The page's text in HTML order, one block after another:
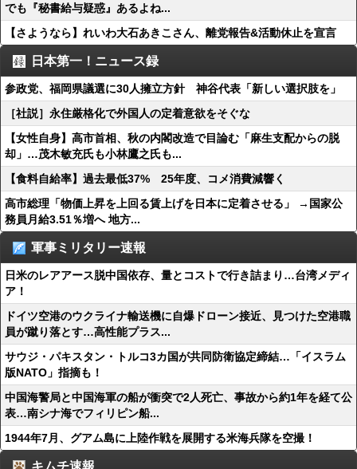
でも『秘書給与疑惑』あるよね...
【さようなら】れいわ大石あきこさん、離党報告&活動休止を宣言
日本第一！ニュース録
参政党、福岡県議選に30人擁立方針 神谷代表「新しい選択肢を」
［社説］永住厳格化で外国人の定着意欲をそぐな
【女性自身】高市首相、秋の内閣改造で目論む「麻生支配からの脱
却」…茂木敏充氏も小林鷹之氏も...
【食料自給率】過去最低37% 25年度、コメ消費減響く
高市総理「物価上昇を上回る賃上げを日本に定着させる」 →国家公
務員月給3.51％増へ 地方...
軍事ミリタリー速報
日米のレアアース脱中国依存、量とコストで行き詰まり…台湾メディ
ア！
ドイツ空港のウクライナ輸送機に自爆ドローン接近、見つけた空港職
員が蹴り落とす…高性能プラス...
サウジ・パキスタン・トルコ3カ国が共同防衛協定締結…「イスラム
版NATO」指摘も！
中国海警局と中国海軍の船が衝突で2人死亡、事故から約1年を経て公
表…南シナ海でフィリピン船...
1944年7月、グアム島に上陸作戦を展開する米海兵隊を空撮！
キムチ速報